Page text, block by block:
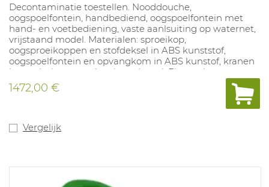
Decontaminatie toestellen. Nooddouche,
oogspoelfontein, handbediend, oogspoelfontein met
hand- en voetbediening, vaste aanlsuiting op waternet,
vrijstaand model. Materialen: sproeikop,
oogsproeikoppen en stofdeksel in ABS kunststof,
oogspoelfontein en opvangkom in ABS kunstof, kranen
koper, buizen gegalvaniseerd staal. Eigenschappen:
nooddouche handbediend met trekstang, H=211 cm,
oogspoelfontein 2-voudige bediening met voetpedaal of
drukplaat, H=107 cm, stofdeksel, veiligheidspictogram,
omgevingen met gevaar voor contaminatie door
1472,00 €
Vergelijk